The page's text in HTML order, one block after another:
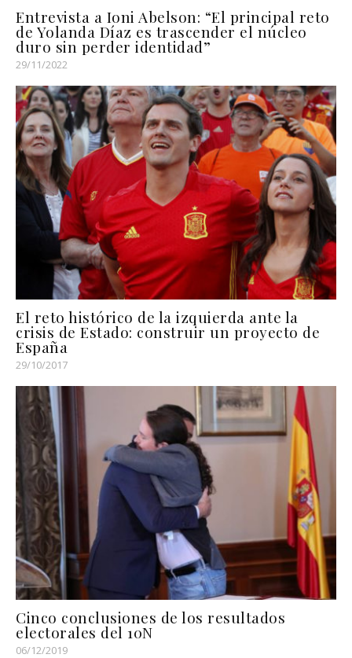
Entrevista a Ioni Abelson: “El principal reto
de Yolanda Díaz es trascender el núcleo
duro sin perder identidad”
29/11/2022
El reto histórico de la izquierda ante la
crisis de Estado: construir un proyecto de
España
29/10/2017
Cinco conclusiones de los resultados
electorales del 10N
06/12/2019